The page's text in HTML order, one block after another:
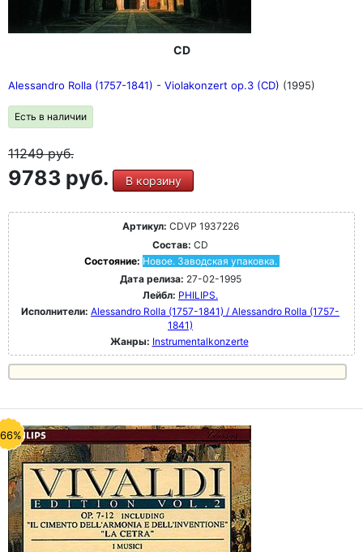
CD
Alessandro Rolla (1757-1841) - Violakonzert op.3 (CD) (1995)
Есть в наличии
11249руб.
9783 руб. В корзину
Артикул: CDVP 1937226
Состав: CD
Состояние: Новое. Заводская упаковка.
Дата релиза: 27-02-1995
Лейбл: PHILIPS.
Исполнители: Alessandro Rolla (1757-1841) / Alessandro Rolla (1757-
1841)
Жанры: Instrumentalkonzerte